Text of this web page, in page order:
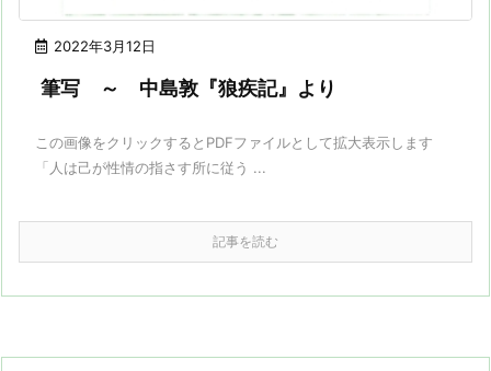
2022年3月12日
筆写 ～ 中島敦『狼疾記』より
この画像をクリックするとPDFファイルとして拡大表示します
「人は己が性情の指さす所に従う ...
記事を読む